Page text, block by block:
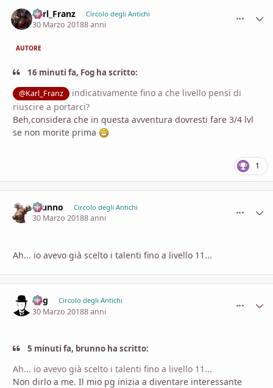
Karl_Franz Circolo degli Antichi
30 Marzo 20188 anni
AUTORE
16 minuti fa, Fog ha scritto:
@Karl_Franz
indicativamente fino a che livello pensi di
riuscire a portarci?
Beh,considera che in questa avventura dovresti fare 3/4 lvl
se non morite prima
1
brunno Circolo degli Antichi
30 Marzo 20188 anni
Ah... io avevo già scelto i talenti fino a livello 11...
Fog Circolo degli Antichi
30 Marzo 20188 anni
5 minuti fa, brunno ha scritto:
Ah... io avevo già scelto i talenti fino a livello 11...
Non dirlo a me. Il mio pg inizia a diventare interessante